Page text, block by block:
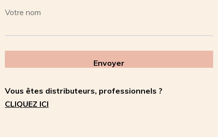
Votre nom
Vous êtes distributeurs, professionnels ?
CLIQUEZ ICI